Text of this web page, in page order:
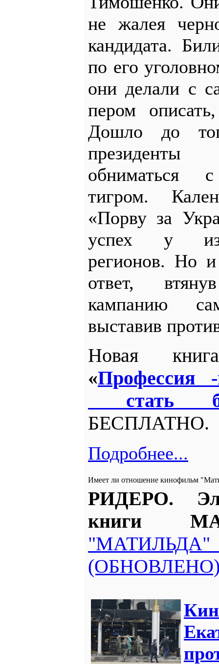
не жалея
кандидата.
по его
они делали с
пером
Дошло до
президенты
обниматься
тигром.
«Порву за
успех у
регионов. Но
ответ,
кампанию
выставив
Новая
«Профессия
стать
БЕСПЛАТНО.
Подробнее...
Имеет ли отношение кинофильм
РИДЕРО.
книги